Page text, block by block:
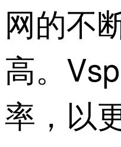
网的不
高。
率，以